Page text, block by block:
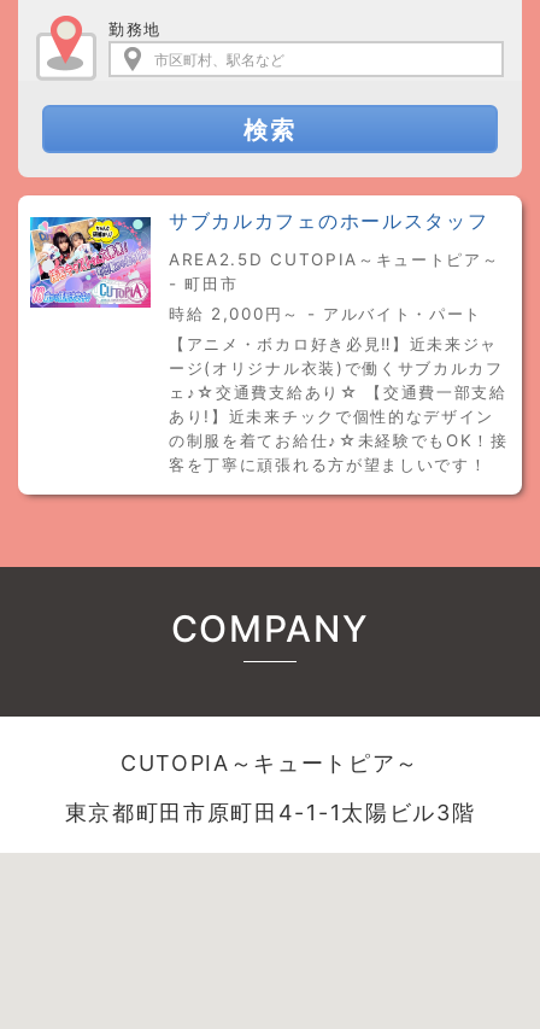
勤務地
検索
サブカルカフェのホールスタッフ
AREA2.5D CUTOPIA～キュートピア～
- 町田市
時給 2,000円～ - アルバイト・パート
【アニメ・ボカロ好き必見‼︎】近未来ジャ
ージ(オリジナル衣装)で働くサブカルカフ
ェ♪☆交通費支給あり☆ 【交通費一部支給
あり!】近未来チックで個性的なデザイン
の制服を着てお給仕♪☆未経験でもOK！接
客を丁寧に頑張れる方が望ましいです！
COMPANY
CUTOPIA～キュートピア～
東京都町田市原町田4-1-1太陽ビル3階